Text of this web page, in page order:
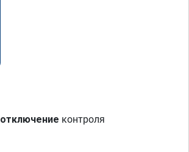
отключение контроля